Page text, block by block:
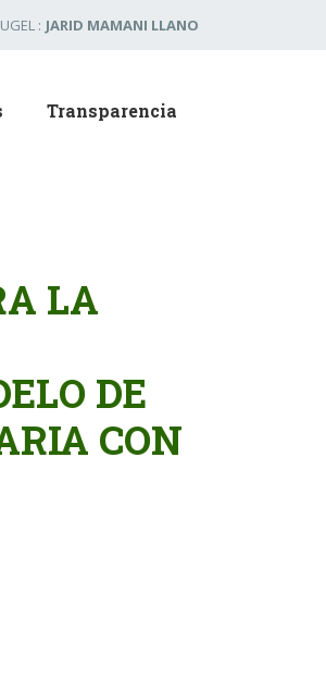
: JARID MAMANI LLANO
Transparencia
LA
DE
CON